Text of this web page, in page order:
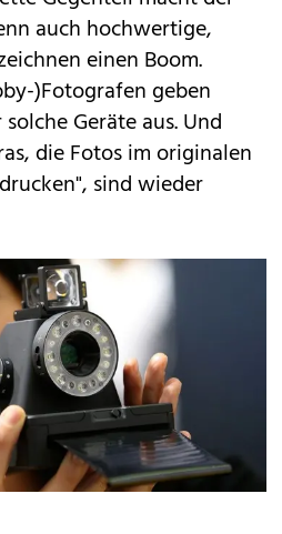
auch hochwertige,
einen Boom.
)Fotografen geben
Geräte aus. Und
die Fotos im originalen
sind wieder